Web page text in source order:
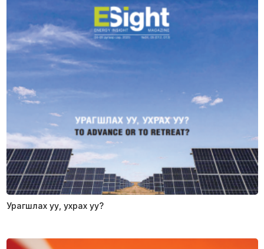
Урагшлах уу, ухрах уу?